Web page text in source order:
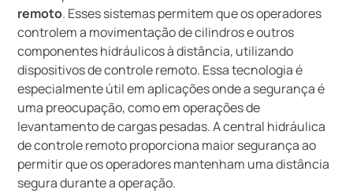
remoto. Esses sistemas permitem que os operadores
controlem a movimentação de cilindros e outros
componentes hidráulicos à distância, utilizando
dispositivos de controle remoto. Essa tecnologia é
especialmente útil em aplicações onde a segurança é
uma preocupação, como em operações de
levantamento de cargas pesadas. A central hidráulica
de controle remoto proporciona maior segurança ao
permitir que os operadores mantenham uma distância
segura durante a operação.